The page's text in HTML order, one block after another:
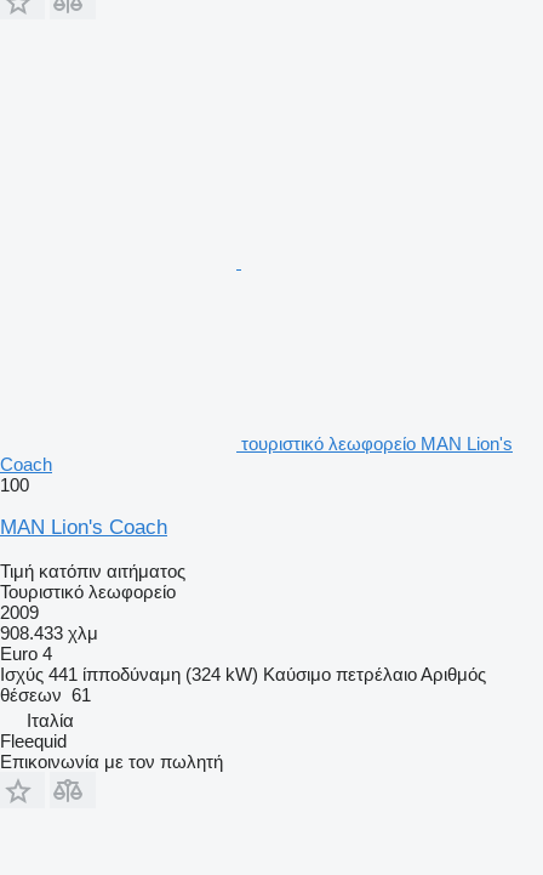
τουριστικό λεωφορείο MAN Lion's
Coach
100
MAN Lion's Coach
Τιμή κατόπιν αιτήματος
Τουριστικό λεωφορείο
2009
908.433 χλμ
Euro 4
Ισχύς 441 ίπποδύναμη (324 kW) Καύσιμο πετρέλαιοΑριθμός
θέσεων 61
Ιταλία
Fleequid
Επικοινωνία με τον πωλητή